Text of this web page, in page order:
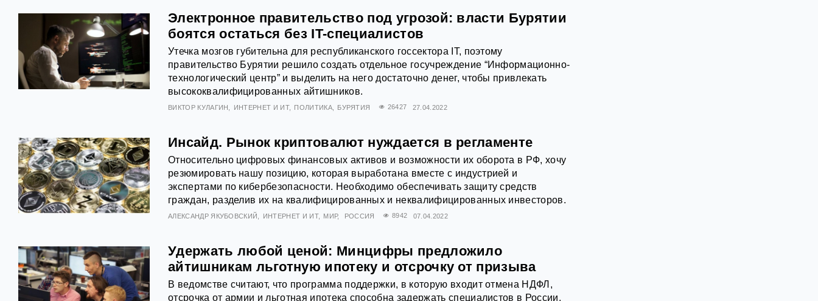
Электронное правительство под угрозой: власти Бурятии
боятся остаться без IT-специалистов
Утечка мозгов губительна для республиканского госсектора IT, поэтому
правительство Бурятии решило создать отдельное госучреждение “Информационно-
технологический центр” и выделить на него достаточно денег, чтобы привлекать
высококвалифицированных айтишников.
ВИКТОР КУЛАГИН ИНТЕРНЕТ И ИТ ПОЛИТИКА БУРЯТИЯ 26427 27.04.2022
Инсайд. Рынок криптовалют нуждается в регламенте
Относительно цифровых финансовых активов и возможности их оборота в РФ, хочу
резюмировать нашу позицию, которая выработана вместе с индустрией и
экспертами по кибербезопасности. Необходимо обеспечивать защиту средств
граждан, разделив их на квалифицированных и неквалифицированных инвесторов.
АЛЕКСАНДР ЯКУБОВСКИЙ ИНТЕРНЕТ И ИТ МИР РОССИЯ 8942 07.04.2022
Удержать любой ценой: Минцифры предложило
айтишникам льготную ипотеку и отсрочку от призыва
В ведомстве считают, что программа поддержки, в которую входит отмена НДФЛ,
отсрочка от армии и льготная ипотека способна задержать специалистов в России.